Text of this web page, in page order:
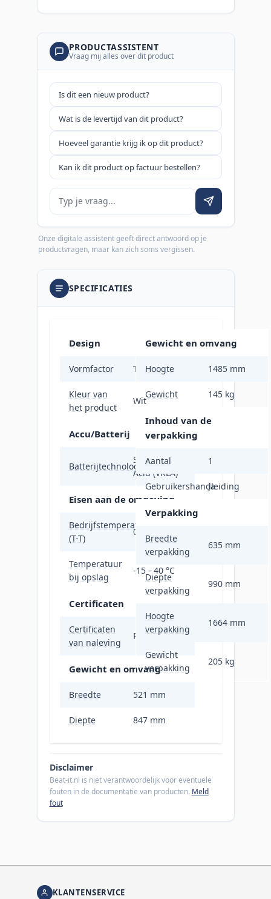
PRODUCTASSISTENT
Vraag mij alles over dit product
Is dit een nieuw product?
Wat is de levertijd van dit product?
Hoeveel garantie krijg ik op dit product?
Kan ik dit product op factuur bestellen?
Je vraag
Onze digitale assistent geeft direct antwoord op je
productvragen, maar kan zich soms vergissen.
SPECIFICATIES
Design
Vormfactor Tower
Kleur van
het product
Wit
Accu/Batterij
Batterijtechnologie
Sealed Lead
Acid (VRLA)
Eisen aan de omgeving
Bedrijfstemperatuur
(T-T)
0 - 40 °C
Temperatuur
bij opslag
-15 - 40 °C
Certificaten
Certificaten
van naleving
RoHS
Gewicht en omvang
Breedte 521 mm
Diepte 847 mm
Gewicht en omvang
Hoogte 1485 mm
Gewicht 145 kg
Inhoud van de
verpakking
Aantal 1
Gebruikershandleiding
Ja
Verpakking
Breedte
verpakking
635 mm
Diepte
verpakking
990 mm
Hoogte
verpakking
1664 mm
Gewicht
verpakking
205 kg
Disclaimer
Beat-it.nl is niet verantwoordelijk voor eventuele
fouten in de documentatie van producten. Meld
fout
KLANTENSERVICE